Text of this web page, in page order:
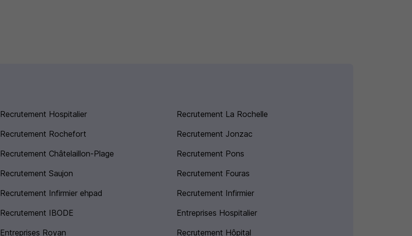
Recrutement Hospitalier
Recrutement La Rochelle
Recrutement Rochefort
Recrutement Jonzac
Recrutement Châtelaillon-Plage
Recrutement Pons
Recrutement Saujon
Recrutement Fouras
Recrutement Infirmier ehpad
Recrutement Infirmier
Recrutement IBODE
Entreprises Hospitalier
Entreprises Royan Recrutement Hôpital